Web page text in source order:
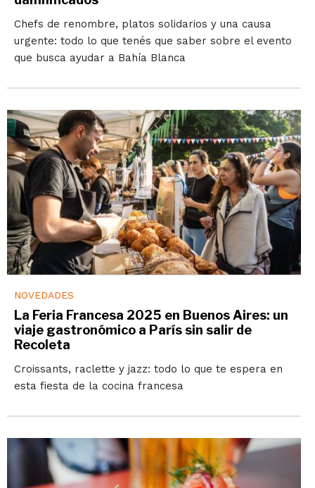
Chefs de renombre, platos solidarios y una causa
urgente: todo lo que tenés que saber sobre el evento
que busca ayudar a Bahía Blanca
NOVEDADES
La Feria Francesa 2025 en Buenos Aires: un
viaje gastronómico a París sin salir de
Recoleta
Croissants, raclette y jazz: todo lo que te espera en
esta fiesta de la cocina francesa